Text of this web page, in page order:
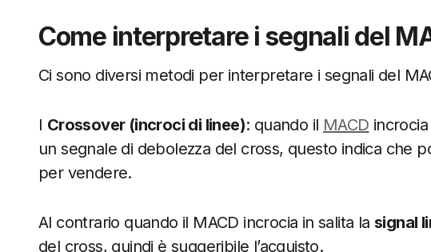
Come interpretare i segnali del
Ci sono diversi metodi per interpretare i segnali del
I Crossover (incroci di linee): quando il MACD
un segnale di debolezza del cross, questo indica che
per vendere.
Al contrario quando il MACD incrocia in salita la signal
del cross, quindi è suggeribile l’acquisto.